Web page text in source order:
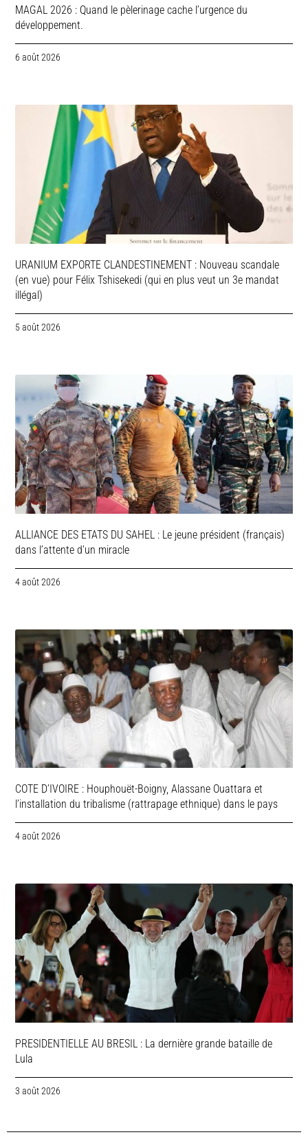
MAGAL 2026 : Quand le pèlerinage cache l’urgence du
développement.
6 août 2026
URANIUM EXPORTE CLANDESTINEMENT : Nouveau scandale
(en vue) pour Félix Tshisekedi (qui en plus veut un 3e mandat
illégal)
5 août 2026
ALLIANCE DES ETATS DU SAHEL : Le jeune président (français)
dans l’attente d’un miracle
4 août 2026
COTE D’IVOIRE : Houphouët-Boigny, Alassane Ouattara et
l’installation du tribalisme (rattrapage ethnique) dans le pays
4 août 2026
PRESIDENTIELLE AU BRESIL : La dernière grande bataille de
Lula
3 août 2026